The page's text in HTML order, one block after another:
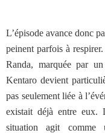
L’épisode avance donc
peinent parfois à
Randa, marquée par
Kentaro devient
pas seulement liée à
existait déjà entre eux.
situation agit comme